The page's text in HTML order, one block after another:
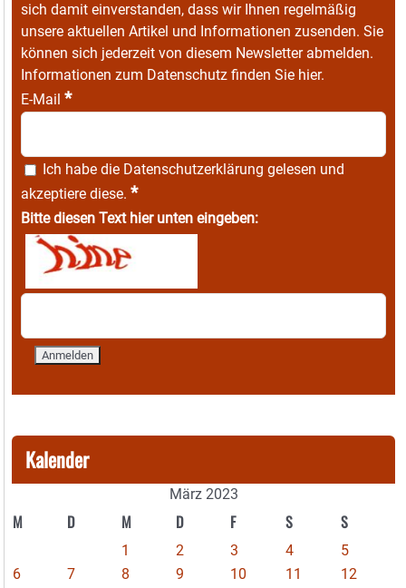
sich damit einverstanden, dass wir Ihnen regelmäßig
unsere aktuellen Artikel und Informationen zusenden. Sie
können sich jederzeit von diesem Newsletter abmelden.
Informationen zum Datenschutz finden Sie hier.
E-Mail *
Ich habe die Datenschutzerklärung gelesen und
akzeptiere diese. *
Bitte diesen Text hier unten eingeben:
Kalender
März 2023
M D M D F S S
1 2 3 4
5
6
7 8 9 10 11
12